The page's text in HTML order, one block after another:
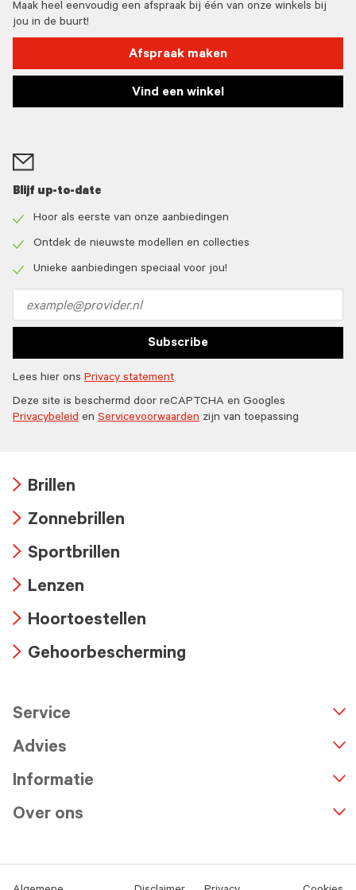
Maak heel eenvoudig een afspraak bij één van onze winkels bij
jou in de buurt!
Afspraak maken
Vind een winkel
Blijf up-to-date
icon
Hoor als eerste van onze aanbiedingen
icon
Ontdek de nieuwste modellen en collecties
Unieke aanbiedingen speciaal voor jou!
address
Subscribe
Lees hier ons Privacy statement
Deze site is beschermd door reCAPTCHA en Googles
Privacybeleid en Servicevoorwaarden zijn van toepassing
icon
Brillen
icon
Zonnebrillen
icon
Sportbrillen
icon
Lenzen
icon
Hoortoestellen
Gehoorbescherming
Service
Advies
Informatie
Over ons